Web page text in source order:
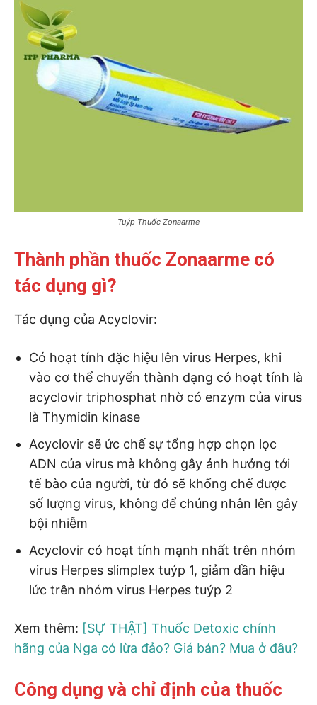
Tuýp Thuốc Zonaarme
Thành phần thuốc Zonaarme có
tác dụng gì?
Tác dụng của Acyclovir:
Có hoạt tính đặc hiệu lên virus Herpes, khi
vào cơ thể chuyển thành dạng có hoạt tính là
acyclovir triphosphat nhờ có enzym của virus
là Thymidin kinase
Acyclovir sẽ ức chế sự tổng hợp chọn lọc
ADN của virus mà không gây ảnh hưởng tới
tế bào của người, từ đó sẽ khống chế được
số lượng virus, không để chúng nhân lên gây
bội nhiễm
Acyclovir có hoạt tính mạnh nhất trên nhóm
virus Herpes slimplex tuýp 1, giảm dần hiệu
lức trên nhóm virus Herpes tuýp 2
Xem thêm: [SỰ THẬT] Thuốc Detoxic chính
hãng của Nga có lừa đảo? Giá bán? Mua ở đâu?
Công dụng và chỉ định của thuốc